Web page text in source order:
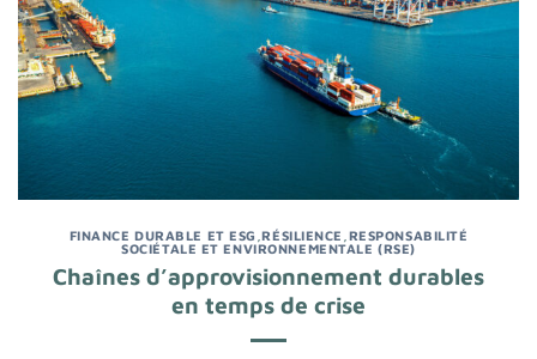
FINANCE DURABLE ET ESG ,RÉSILIENCE RESPONSABILITÉ
SOCIÉTALE ET ENVIRONNEMENTALE (RSE)
Chaînes d’approvisionnement durables
en temps de crise